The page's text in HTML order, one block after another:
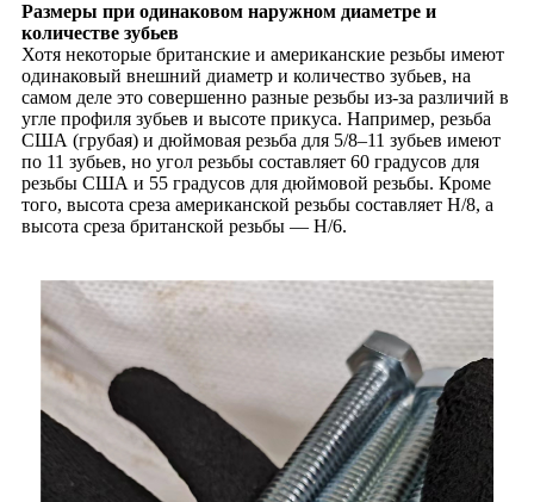
Размеры при одинаковом наружном диаметре и
количестве зубьев
Хотя некоторые британские и американские резьбы имеют
одинаковый внешний диаметр и количество зубьев, на
самом деле это совершенно разные резьбы из-за различий в
угле профиля зубьев и высоте прикуса. Например, резьба
США (грубая) и дюймовая резьба для 5/8–11 зубьев имеют
по 11 зубьев, но угол резьбы составляет 60 градусов для
резьбы США и 55 градусов для дюймовой резьбы. Кроме
того, высота среза американской резьбы составляет H/8, а
высота среза британской резьбы — H/6.